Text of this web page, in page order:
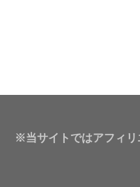
※当サイトではアフィ